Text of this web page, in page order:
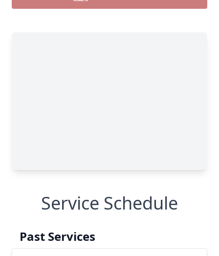
Service Schedule
Past Services